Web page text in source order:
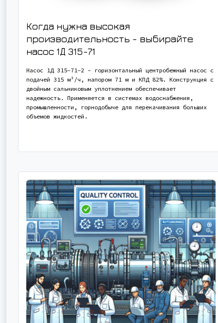
Когда нужна высокая
производительность - выбирайте
насос 1Д 315-71
Насос 1Д 315-71-2 - горизонтальный центробежный насос с
подачей 315 м³/ч, напором 71 м и КПД 82%. Конструкция с
двойным сальниковым уплотнением обеспечивает
надежность. Применяется в системах водоснабжения,
промышленности, горнодобыче для перекачивания больших
объемов жидкостей.